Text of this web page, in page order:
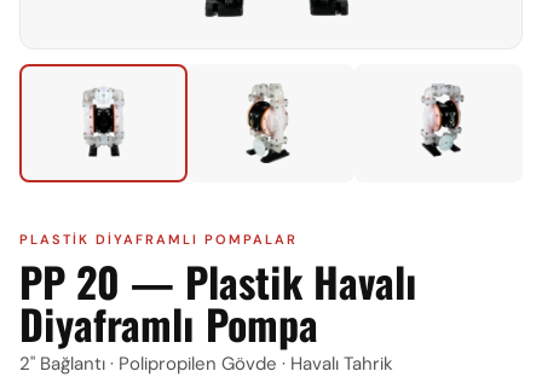
PLASTIK DIYAFRAMLI POMPALAR
PP 20 — Plastik Havalı
Diyaframlı Pompa
2" Bağlantı · Polipropilen Gövde · Havalı Tahrik